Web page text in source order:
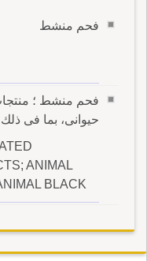
فحم منشط
فحم منشط ؛
حيوانى، بما فى ذلك
ANIMAL
BLACK